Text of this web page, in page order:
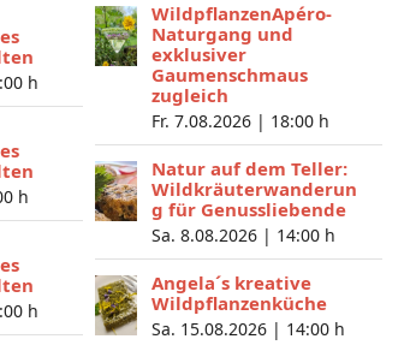
h
h
h
WildpflanzenApéro-
Naturgang und
exklusiver
Gaumenschmaus
zugleich
Fr. 7.08.2026 | 18:00 h
Natur auf dem Teller:
Wildkräuterwanderun
g für Genussliebende
Sa. 8.08.2026 | 14:00 h
Angela´s kreative
Wildpflanzenküche
Sa. 15.08.2026 | 14:00 h